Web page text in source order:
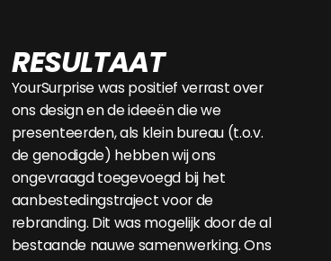
RESULTAAT
YourSurprise was positief verrast over
ons design en de ideeën die we
presenteerden, als klein bureau (t.o.v.
de genodigde) hebben wij ons
ongevraagd toegevoegd bij het
aanbestedingstraject voor de
rebranding. Dit was mogelijk door de al
bestaande nauwe samenwerking. Ons